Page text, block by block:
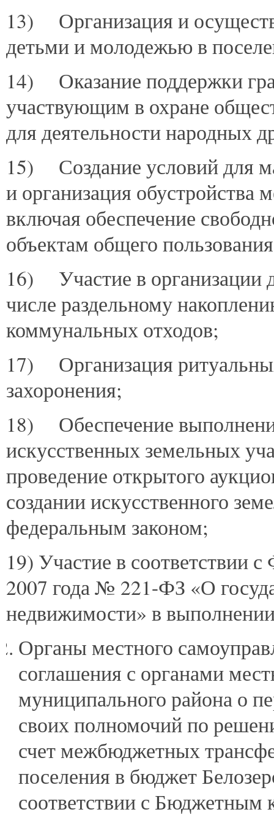
13) Организация и
детьми и молодежью в
14) Оказание поддержки
участвующим в охране
для деятельности народных
15) Создание условий для
и организация обустройства
включая обеспечение
объектам общего
16) Участие в организации
числе раздельному
коммунальных отходов;
17) Организация
захоронения;
18) Обеспечение
искусственных земельных
проведение открытого
создании искусственного
федеральным законом;
19) Участие в соответствии
2007 года № 221-ФЗ «О
недвижимости» в
Органы местного
соглашения с органами
муниципального района о
своих полномочий по
счет межбюджетных
поселения в бюджет
соответствии с Бюджетным